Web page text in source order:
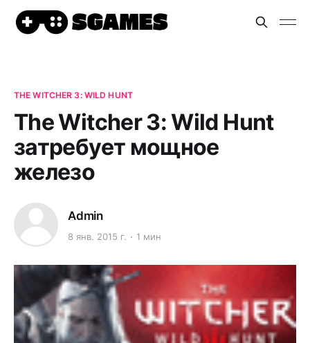
THE WITCHER 3: WILD HUNT
The Witcher 3: Wild Hunt
затребует мощное
железо
Admin
8 янв. 2015 г. 1 мин